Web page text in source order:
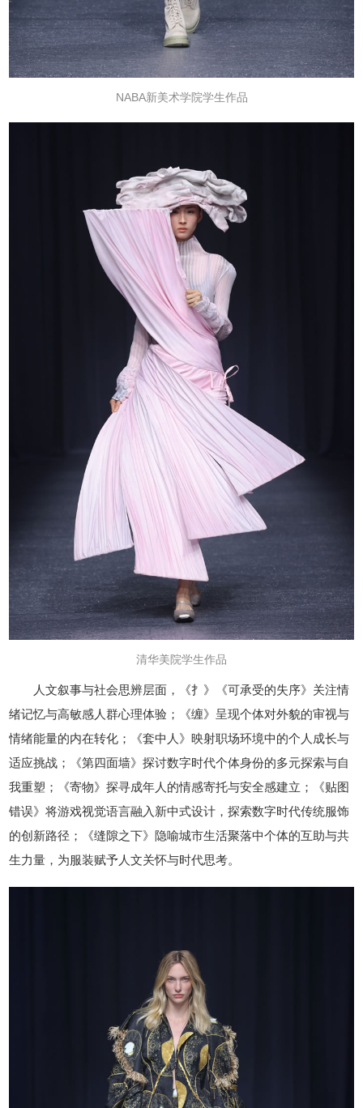
NABA新美术学院学生作品
清华美院学生作品
人文叙事与社会思辨层面，《扌》《可承受的失序》关注情
绪记忆与高敏感人群心理体验；《缠》呈现个体对外貌的审视与
情绪能量的内在转化；《套中人》映射职场环境中的个人成长与
适应挑战；《第四面墙》探讨数字时代个体身份的多元探索与自
我重塑；《寄物》探寻成年人的情感寄托与安全感建立；《贴图
错误》将游戏视觉语言融入新中式设计，探索数字时代传统服饰
的创新路径；《缝隙之下》隐喻城市生活聚落中个体的互助与共
生力量，为服装赋予人文关怀与时代思考。